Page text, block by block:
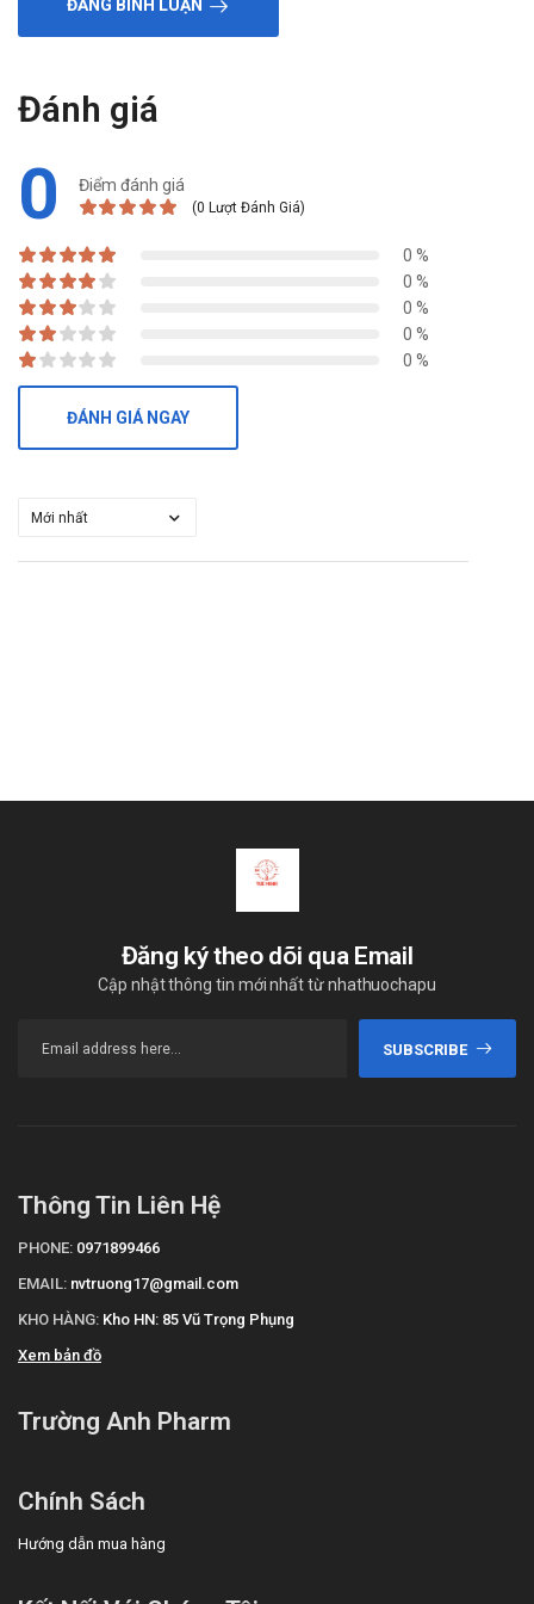
ĐĂNG BÌNH LUẬN
Đánh giá
0 Điểm đánh giá
(0 Lượt Đánh Giá)
0 %
0 %
0 %
0 %
0 %
ĐÁNH GIÁ NGAY
Đăng ký theo dõi qua Email
Cập nhật thông tin mới nhất từ nhathuochapu
SUBSCRIBE
Thông Tin Liên Hệ
PHONE: 0971899466
EMAIL: nvtruong17@gmail.com
KHO HÀNG: Kho HN: 85 Vũ Trọng Phụng
Xem bản đồ
Trường Anh Pharm
Chính Sách
Hướng dẫn mua hàng